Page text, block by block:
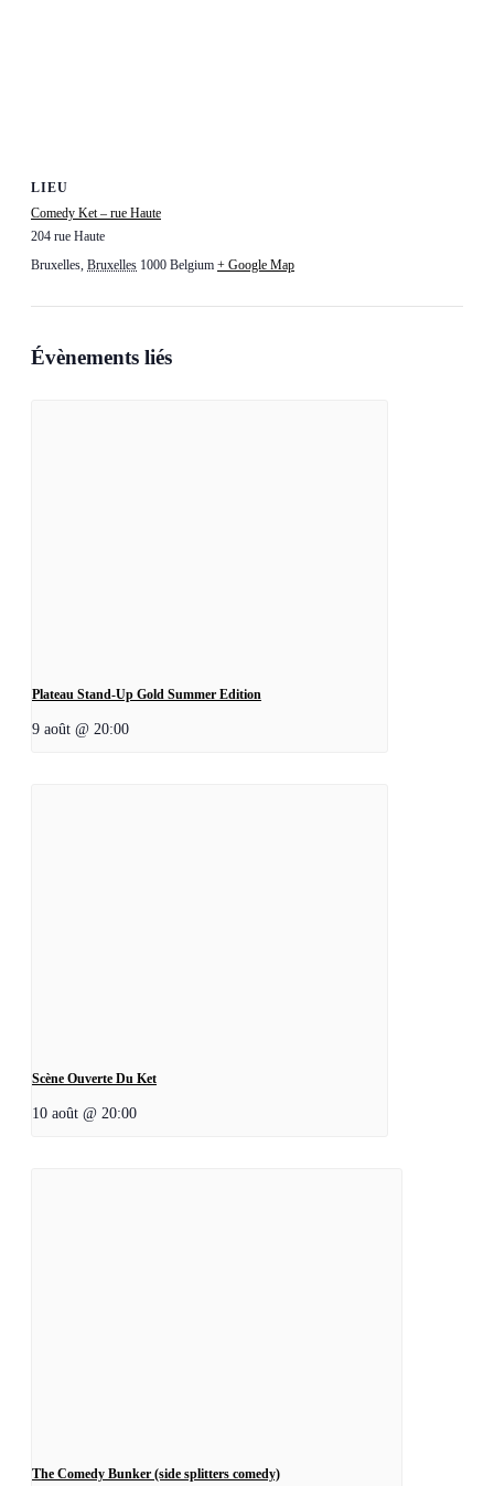
LIEU
Comedy Ket – rue Haute
204 rue Haute
Bruxelles, Bruxelles 1000 Belgium + Google Map
Évènements liés
Plateau Stand-Up Gold Summer Edition
9 août @ 20:00
Scène Ouverte Du Ket
10 août @ 20:00
The Comedy Bunker (side splitters comedy)